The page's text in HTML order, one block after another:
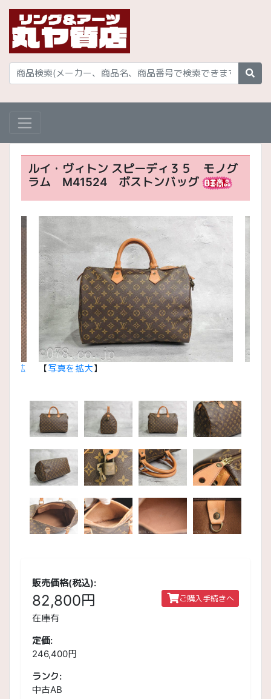
ルイ・ヴィトン スピーディ３５ モノグ
ラム M41524 ボストンバッグ
を拡 【写真を拡大】
販売価格(税込):
82,800円 ご購入手続きへ
在庫有
定価:
246,400円
ランク:
中古AB